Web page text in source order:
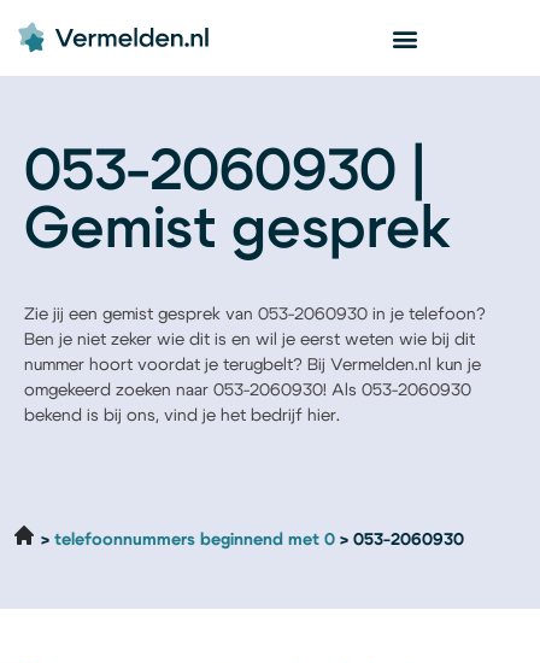
053-2060930 |
Gemist gesprek
Zie jij een gemist gesprek van 053-2060930 in je telefoon?
Ben je niet zeker wie dit is en wil je eerst weten wie bij dit
nummer hoort voordat je terugbelt? Bij Vermelden.nl kun je
omgekeerd zoeken naar 053-2060930! Als 053-2060930
bekend is bij ons, vind je het bedrijf hier.
telefoonnummers beginnend met 0 053-2060930